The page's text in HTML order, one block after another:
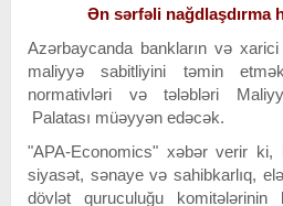
Ən sərfəli nağdlaşdırma
Azərbaycanda bankların və xarici
maliyyə sabitliyini təmin
normativləri və tələbləri
Palatası müəyyən edəcək.
"APA-Economics" xəbər verir
siyasət, sənaye və sahibkarlıq,
dövlət quruculuğu komitələrinin